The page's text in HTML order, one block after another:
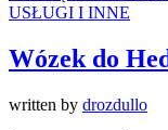
USŁUGI I INNE
Wózek do
written by drozdullo